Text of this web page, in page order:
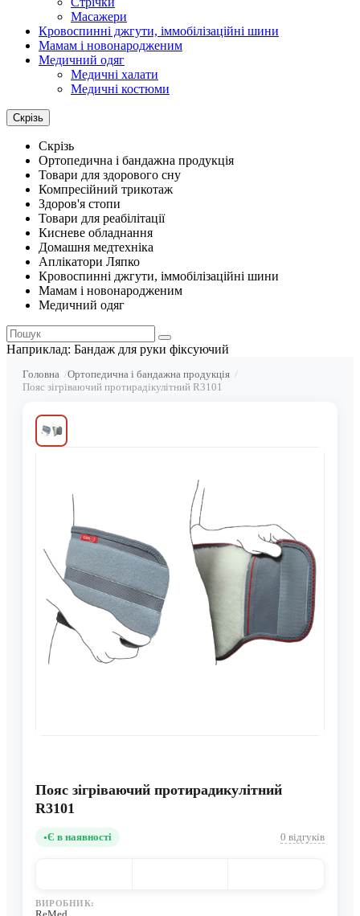
Масажери
Кровоспинні джгути, іммобілізаційні шини
Мамам і новонародженим
Медичний одяг
Медичні халати
Медичні костюми
Скрізь
Скрізь
Ортопедична і бандажна продукція
Товари для здорового сну
Компресійний трикотаж
Здоров'я стопи
Товари для реабілітації
Кисневе обладнання
Домашня медтехніка
Аплікатори Ляпко
Кровоспинні джгути, іммобілізаційні шини
Мамам і новонародженим
Медичний одяг
Наприклад: Бандаж для руки фіксуючий
Головна
Ортопедична і бандажна продукція
Пояс зігріваючий протирадікулітний R3101
Пояс зігріваючий протирадикулітний
R3101
Є в наявності 0 відгуків
ВИРОБНИК: